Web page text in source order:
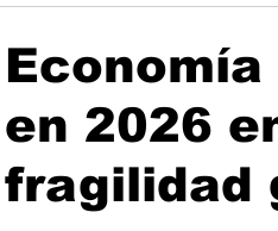
en 2026
fragilidad